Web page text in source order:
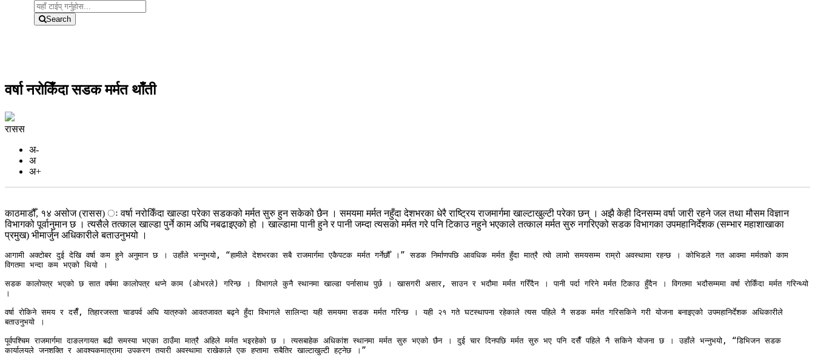
Search
वर्षा नरोकिँदा सडक मर्मत थाँती
रासस
अ-
अ
अ+
काठमाडौँ, १४ असोज (रासस) ः वर्षा नरोकिँदा खाल्डा परेका सडकको मर्मत सुरु हुन सकेको छैन । समयमा मर्मत नहुँदा देशभरका धेरै राष्ट्रिय राजमार्गमा खाल्टाखुल्टी परेका छन् । अझै केही दिनसम्म वर्षा जारी रहने जल तथा मौसम विज्ञान
विभागको पूर्वानुमान छ । त्यसैले तत्काल खाल्डा पुर्ने काम अघि नबढाइएको हो । खाल्डामा पानी हुने र पानी जम्दा त्यसको मर्मत गरे पनि टिकाउ नहुने भएकाले तत्काल मर्मत सुरु नगरिएको सडक विभागका उपमहानिर्देशक (सम्भार महाशाखाका
प्रमुख) भीमार्जुन अधिकारीले बताउनुभयो ।
आगामी अक्टोबर दुई देखि वर्षा कम हुने अनुमान छ । उहाँले भन्नुभयो, “हामीले देशभरका सबै राजमार्गमा एकैपटक मर्मत गर्नेछौँ ।” सडक निर्माणपछि आवधिक मर्मत हुँदा मात्रै त्यो लामो समयसम्म राम्रो अवस्थामा रहन्छ । कोभिडले गत आवमा मर्मतको काम
विगतमा भन्दा कम भएको थियो ।
सडक कालोपत्र भएको छ सात वर्षमा कालोपत्र थप्ने काम (ओभरले) गरिन्छ । विभागले कुनै स्थानमा खाल्डा पर्नासाथ पुर्छ । खासगरी असार, साउन र भदौमा मर्मत गरिँदैन । पानी पर्दा गरिने मर्मत टिकाउ हुँदैन । विगतमा भदौसम्ममा वर्षा रोकिँदा मर्मत गरिन्थ्यो
।
वर्षा रोकिने समय र दसैँ, तिहारजस्ता चाडपर्व अघि यात्रुको आवतजावत बढ्ने हुँदा विभागले सालिन्दा यही समयमा सडक मर्मत गरिन्छ । यही २१ गते घटस्थापना रहेकाले त्यस पहिले नै सडक मर्मत गरिसकिने गरी योजना बनाइएको उपमहानिर्देशक अधिकारीले
बताउनुभयो ।
पूर्वपश्चिम राजमार्गमा दाङलगायत बढी समस्या भएका ठाउँमा मात्रै अहिले मर्मत भइरहेको छ । त्यसबाहेक अधिकांश स्थानमा मर्मत सुरु भएको छैन । दुई चार दिनपछि मर्मत सुरु भए पनि दसैँ पहिले नै सकिने योजना छ । उहाँले भन्नुभयो, “डिभिजन सडक
कार्यालयले जनशक्ति र आवश्यकमात्रामा उपकरण तयारी अवस्थामा राखेकाले एक हप्तामा सबैतिर खाल्टाखुल्टी हट्नेछ ।”